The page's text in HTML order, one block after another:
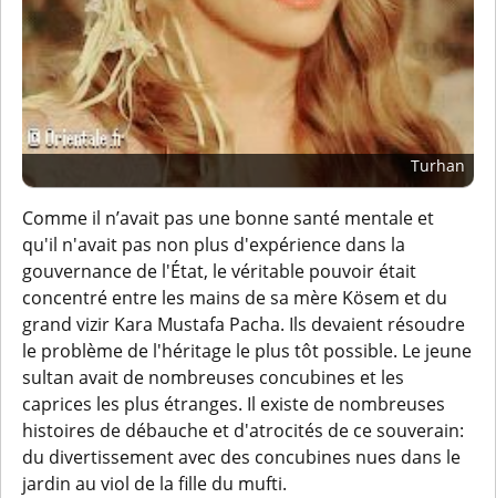
Turhan
Comme il n’avait pas une bonne santé mentale et
qu'il n'avait pas non plus d'expérience dans la
gouvernance de l'État, le véritable pouvoir était
concentré entre les mains de sa mère Kösem et du
grand vizir Kara Mustafa Pacha. Ils devaient résoudre
le problème de l'héritage le plus tôt possible. Le jeune
sultan avait de nombreuses concubines et les
caprices les plus étranges. Il existe de nombreuses
histoires de débauche et d'atrocités de ce souverain:
du divertissement avec des concubines nues dans le
jardin au viol de la fille du mufti.